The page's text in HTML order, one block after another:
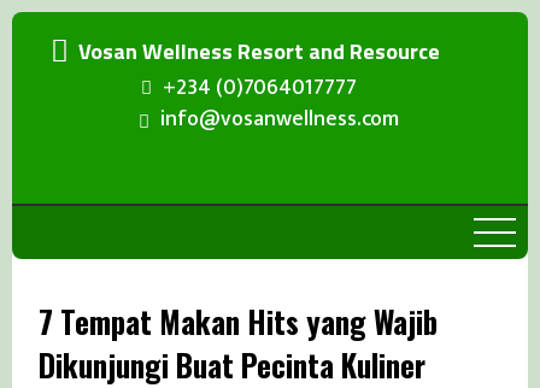
Vosan Wellness Resort and Resource
+234 (0)7064017777
info@vosanwellness.com
7 Tempat Makan Hits yang Wajib
Dikunjungi Buat Pecinta Kuliner